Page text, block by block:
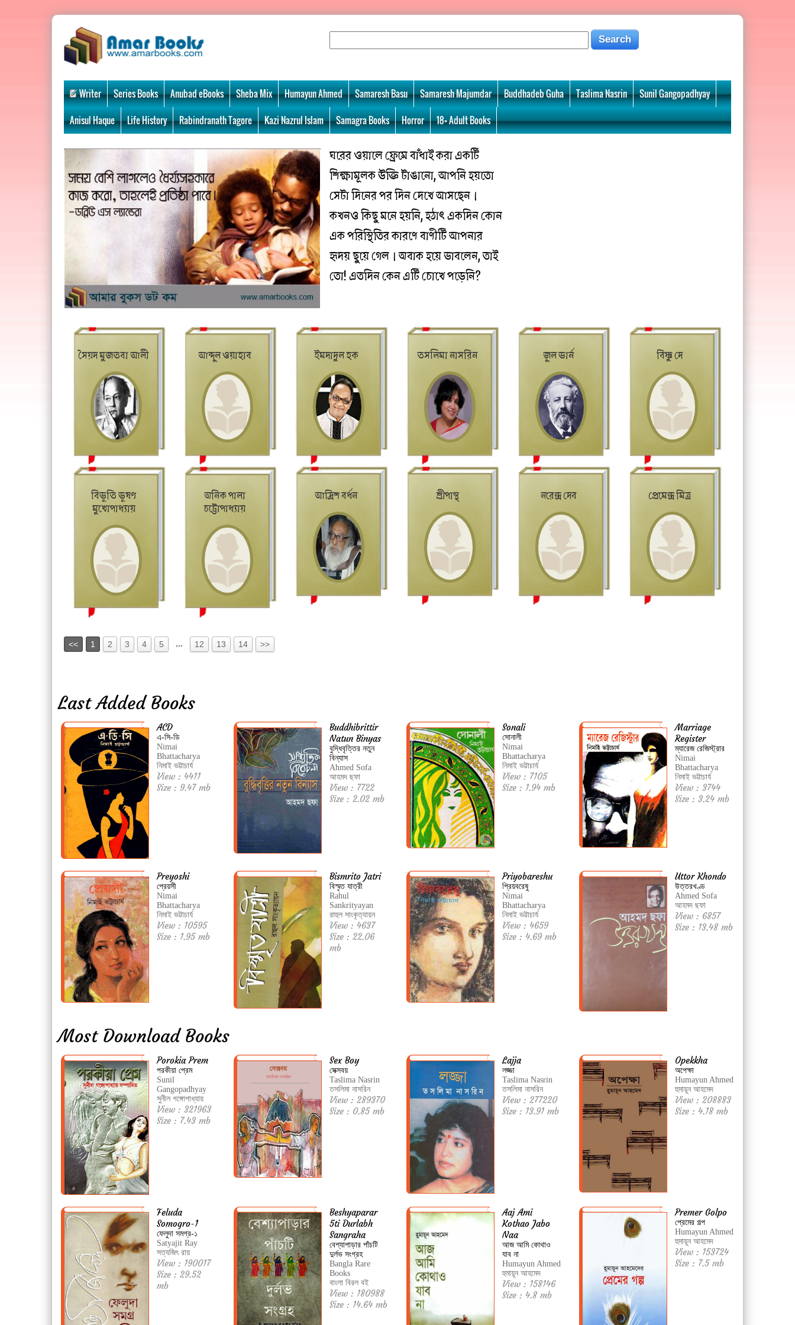
Writer Series Books Anubad eBooks Sheba Mix Humayun Ahmed Samaresh Basu Samaresh Majumdar Buddhadeb Guha Taslima Nasrin Sunil Gangopadhyay
Anisul Haque Life History Rabindranath Tagore Kazi Nazrul Islam Samagra Books Horror 18+ Adult Books
ঘরের ওয়ালে ফ্রেমে বাঁধাই করা একটি
শিক্ষামূলক উক্তি টাঙানো, আপনি হয়তো
সেটা দিনের পর দিন দেখে আসছেন।
কখনও কিছু মনে হয়নি, হঠাৎ একদিন কোন
এক পরিস্থিতির কারণে বাণীটি আপনার
হৃদয় ছুয়ে গেল। অবাক হয়ে ভাবলেন, তাই
তো! এতদিন কেন এটি চোখে পড়েনি?
সৈয়দ মুজতবা আলী আব্দুল ওয়াহাব ইমদাদুল হক তসলিমা নাসরিন জুল ভার্ন বিষ্ণু দে
বিভূতি ভূষণ
মুখোপাধ্যায়
অনিক পালা
চট্টোপাধ্যায়
আদ্রিশ বর্ধন শ্রীপান্থ নরেন্দ্র দেব প্রেমেন্দ্র মিত্র
<< 1 2 3 4 5 ... 12 13 14 >>
Last Added Books
ACD
এ-সি-ডি
Nimai
Bhattacharya
নিমাই ভট্টাচার্য
View : 4411
Size : 9.47 mb
Buddhibrittir
Natun Binyas
বুদ্ধিবৃত্তির নতুন
বিন্যাস
Ahmed Sofa
আহমদ ছফা
View : 7722
Size : 2.02 mb
Sonali
সোনালী
Nimai
Bhattacharya
নিমাই ভট্টাচার্য
View : 7105
Size : 1.94 mb
Marriage
Register
ম্যারেজ রেজিস্ট্রার
Nimai
Bhattacharya
নিমাই ভট্টাচার্য
View : 3744
Size : 3.24 mb
Preyoshi
প্রেয়সী
Nimai
Bhattacharya
নিমাই ভট্টাচার্য
View : 10595
Size : 1.95 mb
Bismrito Jatri
বিস্মৃত যাত্রী
Rahul
Sankrityayan
রাহুল সাংকৃত্যায়ন
View : 4637
Size : 22.06
mb
Priyobareshu
প্রিয়বরেষু
Nimai
Bhattacharya
নিমাই ভট্টাচার্য
View : 4659
Size : 4.69 mb
Uttor Khondo
উত্তরখণ্ড
Ahmed Sofa
আহমদ ছফা
View : 6857
Size : 13.48 mb
Most Download Books
Porokia Prem
পরকীয়া প্রেম
Sunil
Gangopadhyay
সুনীল গঙ্গোপাধ্যায়
View : 321963
Size : 7.43 mb
Sex Boy
সেক্সবয়
Taslima Nasrin
তসলিমা নাসরিন
View : 289370
Size : 0.85 mb
Lajja
লজ্জা
Taslima Nasrin
তসলিমা নাসরিন
View : 277220
Size : 13.91 mb
Opekkha
অপেক্ষা
Humayun Ahmed
হুমায়ূন আহমেদ
View : 208883
Size : 4.18 mb
Feluda
Somogro-1
ফেলুদা সমগ্র-১
Satyajit Ray
সত্যজিৎ রায়
View : 190017
Size : 29.52
mb
Beshyaparar
5ti Durlabh
Sangraha
বেশ্যাপাড়ার পাঁচটি
দুর্লভ সংগ্রহ
Bangla Rare
Books
বাংলা বিরল বই
View : 180988
Size : 14.64 mb
Aaj Ami
Kothao Jabo
Naa
আজ আমি কোথাও
যাব না
Humayun Ahmed
হুমায়ূন আহমেদ
View : 158146
Size : 4.8 mb
Premer Golpo
প্রেমের গল্প
Humayun Ahmed
হুমায়ূন আহমেদ
View : 153724
Size : 7.5 mb